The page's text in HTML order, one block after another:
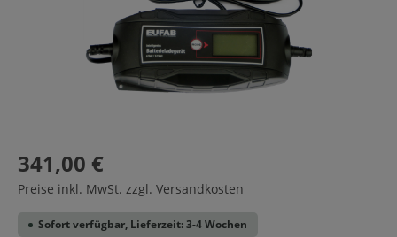
341,00 €
Preise inkl. MwSt. zzgl. Versandkosten
Sofort verfügbar, Lieferzeit: 3-4 Wochen